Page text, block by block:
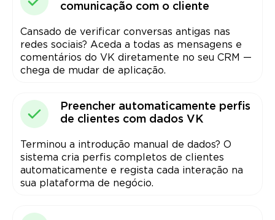
comunicação com o cliente
Cansado de verificar conversas antigas nas
redes sociais? Aceda a todas as mensagens e
comentários do VK diretamente no seu CRM —
chega de mudar de aplicação.
Preencher automaticamente perfis
de clientes com dados VK
Terminou a introdução manual de dados? O
sistema cria perfis completos de clientes
automaticamente e regista cada interação na
sua plataforma de negócio.